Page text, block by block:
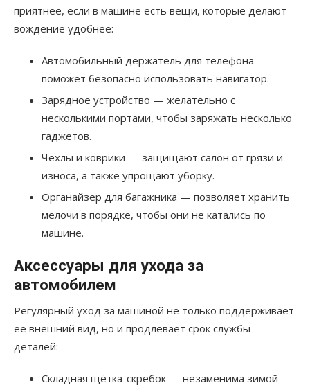
приятнее, если в машине есть вещи, которые делают
вождение удобнее:
Автомобильный держатель для телефона —
поможет безопасно использовать навигатор.
Зарядное устройство — желательно с
несколькими портами, чтобы заряжать несколько
гаджетов.
Чехлы и коврики — защищают салон от грязи и
износа, а также упрощают уборку.
Органайзер для багажника — позволяет хранить
мелочи в порядке, чтобы они не катались по
машине.
Аксессуары для ухода за
автомобилем
Регулярный уход за машиной не только поддерживает
её внешний вид, но и продлевает срок службы
деталей:
Складная щётка-скребок — незаменима зимой